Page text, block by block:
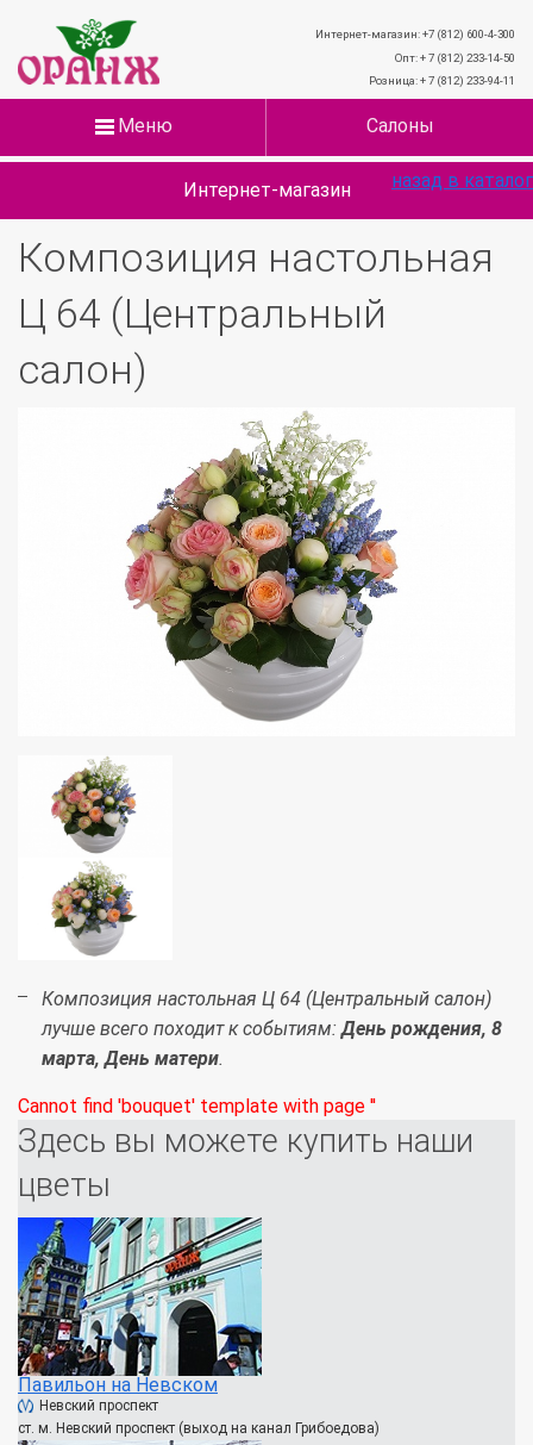
Интернет-магазин: +7 (812) 600-4-300
Опт: + 7 (812) 233-14-50
Розница: + 7 (812) 233-94-11
Меню Салоны
Интернет-магазин
Композиция настольная
Ц 64 (Центральный
салон)
назад в каталог
Композиция настольная Ц 64 (Центральный салон)
лучше всего походит к событиям:День рождения, 8
марта, День матери.
Cannot find 'bouquet' template with page ''
Здесь вы можете купить наши
цветы
Павильон на Невском
Невский проспект
ст. м. Невский проспект (выход на канал Грибоедова)